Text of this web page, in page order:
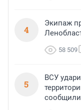
4
Экипаж
58 509
5
ВСУ